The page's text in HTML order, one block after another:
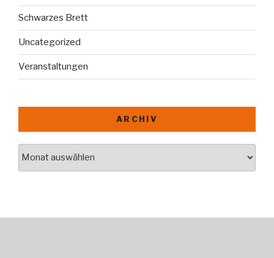
Schwarzes Brett
Uncategorized
Veranstaltungen
ARCHIV